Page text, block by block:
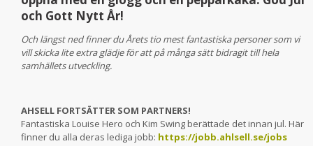
och Gott Nytt År!
Och längst ned finner du Årets tio mest fantastiska personer som vi
vill skicka lite extra glädje för att på många sätt bidragit till hela
samhällets utveckling.
AHSELL FORTSÄTTER SOM PARTNERS!
Fantastiska Louise Hero och Kim Swing berättade det innan jul. Här
finner du alla deras lediga jobb: https://jobb.ahlsell.se/jobs